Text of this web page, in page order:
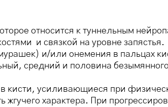
относится к туннельным
и связкой на уровне запястья.
и/или онемения в пальцах
средний и половина
кисти, усиливающиеся при
жгучего характера. При